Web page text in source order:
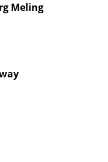
Мира
групп
Meling